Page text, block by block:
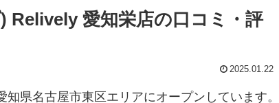
Relively 愛知栄店の口コミ・評
2025.01.22
県名古屋市東区エリアにオープンしています。